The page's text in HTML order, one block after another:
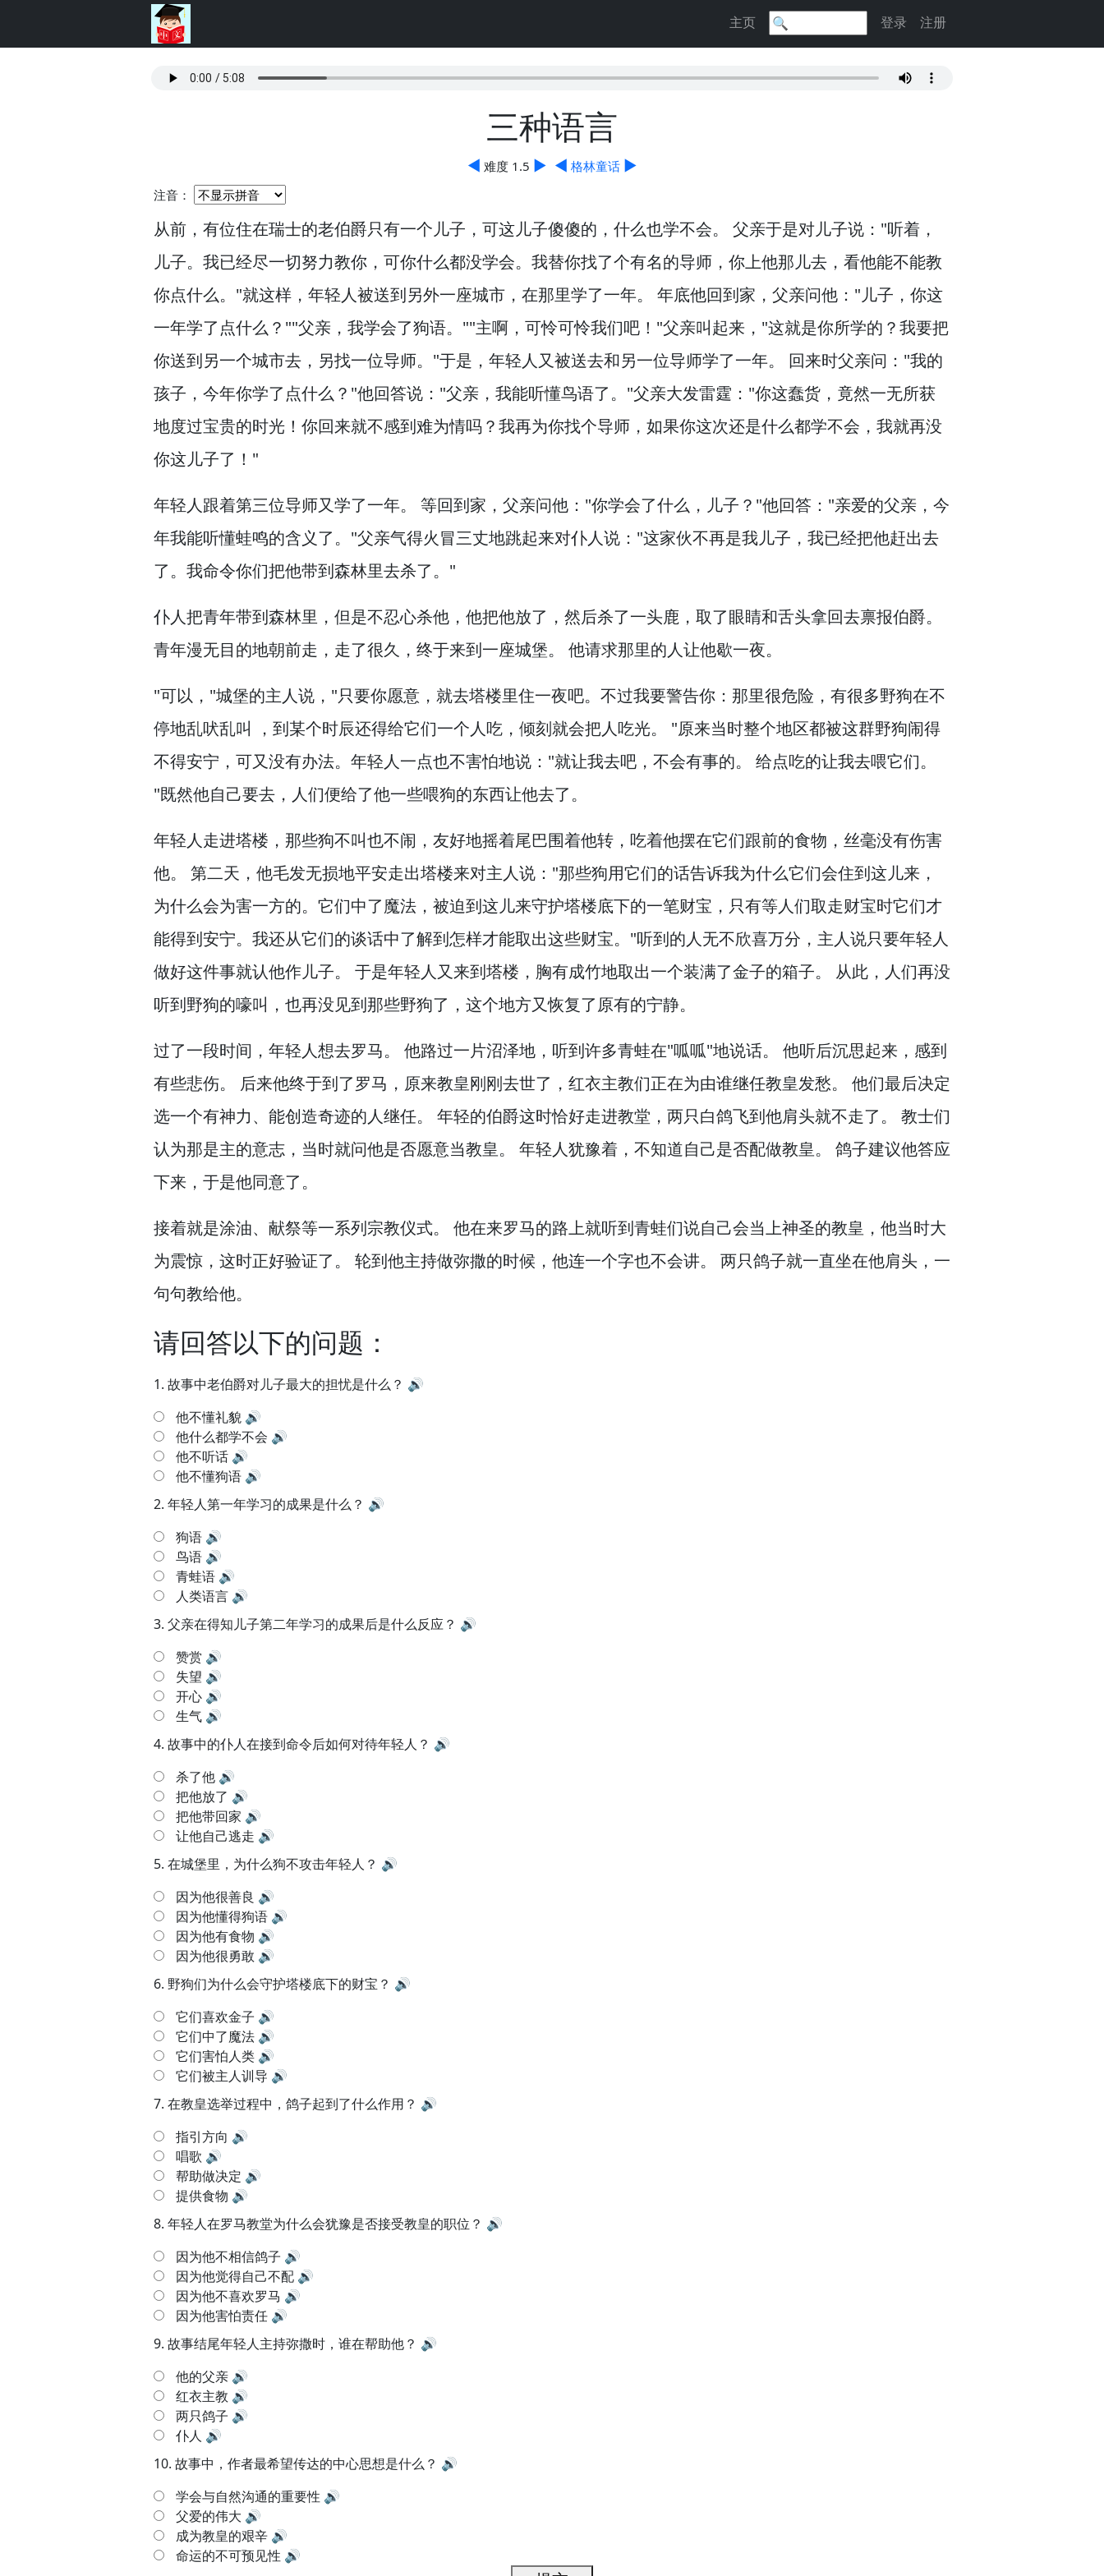
主页 登录 注册
三种语言
◀ 难度 1.5 ▶ ◀ 格林童话 ▶
注音：
从前， 有位住在瑞士的老伯爵只有一个儿子， 可这儿子傻傻的， 什么也学不会。
父亲于是对儿子说："听着，
儿子。 我已经尽一切努力教你， 可你什么都没学会。 我替你找了个有名的导师， 你上他那儿去， 看他能不能教
你点什么。 "就这样， 年轻人被送到另外一座城市， 在那里学了一年。 年底他回到家， 父亲问他："儿子， 你这
一年学了点什么？ ""父亲， 我学会了狗语。 ""主啊， 可怜可怜我们吧！ "父亲叫起来， "这就是你所学的？我要把
你送到另一个城市去， 另找一位导师。 "于是， 年轻人又被送去和另一位导师学了一年。
回来时父亲问："我的
孩子， 今年你学了点什么？ "他回答说："父亲， 我能听懂鸟语了。 "父亲大发雷霆："你这蠢货， 竟然一无所获
地度过宝贵的时光！ 你回来就不感到难为情吗？我再为你找个导师， 如果你这次还是什么都学不会， 我就再没
你这儿子了！ "
年轻人跟着第三位导师又学了一年。 等回到家， 父亲问他："你学会了什么， 儿子？ "他回答："亲爱的父亲， 今
年我能听懂蛙鸣的含义了。 "父亲气得火冒三丈地跳起来对仆人说："这家伙不再是我儿子， 我已经把他赶出去
了。 我命令你们把他带到森林里去杀了。 "
仆人把青年带到森林里， 但是不忍心杀他， 他把他放了， 然后杀了一头鹿， 取了眼睛和舌头拿回去禀报伯爵。
青年漫无目的地朝前走， 走了很久， 终于来到一座城堡。 他请求那里的人让他歇一夜。
"可以， "城堡的主人说， "只要你愿意， 就去塔楼里住一夜吧。 不过我要警告你：那里很危险， 有很多野狗在不
停地乱吠乱叫 ， 到某个时辰还得给它们一个人吃， 倾刻就会把人吃光。
"原来当时整个地区都被这群野狗闹得
不得安宁， 可又没有办法。 年轻人一点也不害怕地说："就让我去吧， 不会有事的。
给点吃的让我去喂它们。
"既然他自己要去， 人们便给了他一些喂狗的东西让他去了。
年轻人走进塔楼， 那些狗不叫也不闹， 友好地摇着尾巴围着他转， 吃着他摆在它们跟前的食物， 丝毫没有伤害
他。
第二天， 他毛发无损地平安走出塔楼来对主人说："那些狗用它们的话告诉我为什么它们会住到这儿来，
为什么会为害一方的。 它们中了魔法， 被迫到这儿来守护塔楼底下的一笔财宝， 只有等人们取走财宝时它们才
能得到安宁。 我还从它们的谈话中了解到怎样才能取出这些财宝。 "听到的人无不欣喜万分， 主人说只要年轻人
做好这件事就认他作儿子。
于是年轻人又来到塔楼， 胸有成竹地取出一个装满了金子的箱子。 从此， 人们再没
听到野狗的嚎叫， 也再没见到那些野狗了， 这个地方又恢复了原有的宁静。
过了一段时间， 年轻人想去罗马。 他路过一片沼泽地， 听到许多青蛙在"呱呱"地说话。 他听后沉思起来， 感到
有些悲伤。
后来他终于到了罗马， 原来教皇刚刚去世了， 红衣主教们正在为由谁继任教皇发愁。
他们最后决定
选一个有神力、能创造奇迹的人继任。
年轻的伯爵这时恰好走进教堂， 两只白鸽飞到他肩头就不走了。
教士们
认为那是主的意志， 当时就问他是否愿意当教皇。 年轻人犹豫着， 不知道自己是否配做教皇。
鸽子建议他答应
下来， 于是他同意了。
接着就是涂油、献祭等一系列宗教仪式。 他在来罗马的路上就听到青蛙们说自己会当上神圣的教皇， 他当时大
为震惊， 这时正好验证了。 轮到他主持做弥撒的时候， 他连一个字也不会讲。 两只鸽子就一直坐在他肩头， 一
句句教给他。
请回答以下的问题：
1. 故事中老伯爵对儿子最大的担忧是什么？ 🔊
他不懂礼貌 🔊
他什么都学不会 🔊
他不听话 🔊
他不懂狗语 🔊
2. 年轻人第一年学习的成果是什么？ 🔊
狗语 🔊
鸟语 🔊
青蛙语 🔊
人类语言 🔊
3. 父亲在得知儿子第二年学习的成果后是什么反应？ 🔊
赞赏 🔊
失望 🔊
开心 🔊
生气 🔊
4. 故事中的仆人在接到命令后如何对待年轻人？ 🔊
杀了他 🔊
把他放了 🔊
把他带回家 🔊
让他自己逃走 🔊
5. 在城堡里，为什么狗不攻击年轻人？ 🔊
因为他很善良 🔊
因为他懂得狗语 🔊
因为他有食物 🔊
因为他很勇敢 🔊
6. 野狗们为什么会守护塔楼底下的财宝？ 🔊
它们喜欢金子 🔊
它们中了魔法 🔊
它们害怕人类 🔊
它们被主人训导 🔊
7. 在教皇选举过程中，鸽子起到了什么作用？ 🔊
指引方向 🔊
唱歌 🔊
帮助做决定 🔊
提供食物 🔊
8. 年轻人在罗马教堂为什么会犹豫是否接受教皇的职位？ 🔊
因为他不相信鸽子 🔊
因为他觉得自己不配 🔊
因为他不喜欢罗马 🔊
因为他害怕责任 🔊
9. 故事结尾年轻人主持弥撒时，谁在帮助他？ 🔊
他的父亲 🔊
红衣主教 🔊
两只鸽子 🔊
仆人 🔊
10. 故事中，作者最希望传达的中心思想是什么？ 🔊
学会与自然沟通的重要性 🔊
父爱的伟大 🔊
成为教皇的艰辛 🔊
命运的不可预见性 🔊